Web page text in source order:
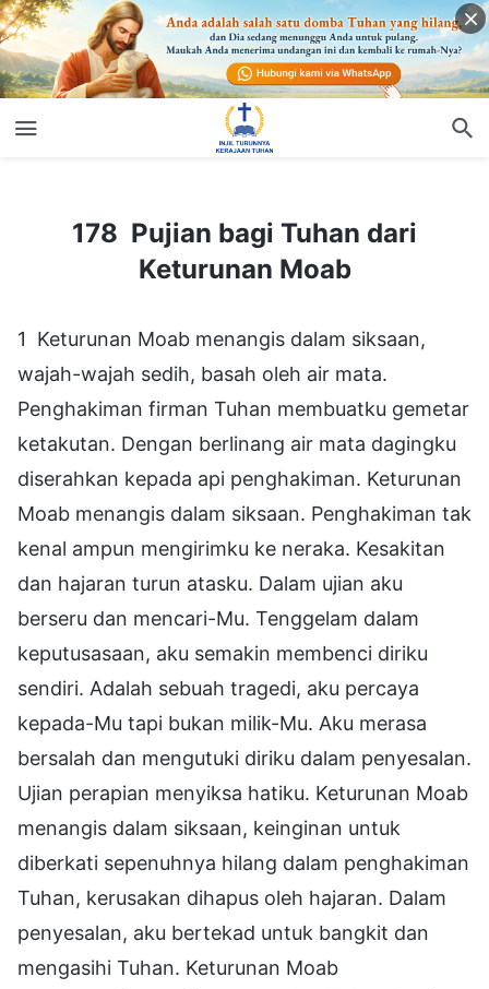
178 Pujian bagi Tuhan dari Keturunan Moab
178 Pujian bagi Tuhan dari
Keturunan Moab
1 Keturunan Moab menangis dalam siksaan,
wajah-wajah sedih, basah oleh air mata.
Penghakiman firman Tuhan membuatku gemetar
ketakutan. Dengan berlinang air mata dagingku
diserahkan kepada api penghakiman. Keturunan
Moab menangis dalam siksaan. Penghakiman tak
kenal ampun mengirimku ke neraka. Kesakitan
dan hajaran turun atasku. Dalam ujian aku
berseru dan mencari-Mu. Tenggelam dalam
keputusasaan, aku semakin membenci diriku
sendiri. Adalah sebuah tragedi, aku percaya
kepada-Mu tapi bukan milik-Mu. Aku merasa
bersalah dan mengutuki diriku dalam penyesalan.
Ujian perapian menyiksa hatiku. Keturunan Moab
menangis dalam siksaan, keinginan untuk
diberkati sepenuhnya hilang dalam penghakiman
Tuhan, kerusakan dihapus oleh hajaran. Dalam
penyesalan, aku bertekad untuk bangkit dan
mengasihi Tuhan. Keturunan Moab